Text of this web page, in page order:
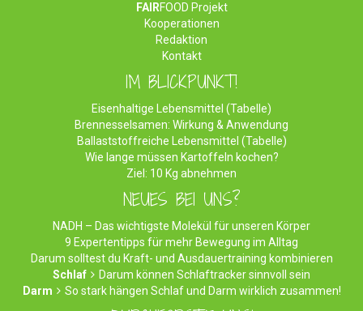
FAIRFOOD Projekt
Kooperationen
Redaktion
Kontakt
IM BLICKPUNKT!
Eisenhaltige Lebensmittel (Tabelle)
Brennesselsamen: Wirkung & Anwendung
Ballaststoffreiche Lebensmittel (Tabelle)
Wie lange müssen Kartoffeln kochen?
Ziel: 10 Kg abnehmen
NEUES BEI UNS?
NADH – Das wichtigste Molekül für unseren Körper
9 Expertentipps für mehr Bewegung im Alltag
Darum solltest du Kraft- und Ausdauertraining kombinieren
Schlaf
Darum können Schlaftracker sinnvoll sein
Darm
So stark hängen Schlaf und Darm wirklich zusammen!